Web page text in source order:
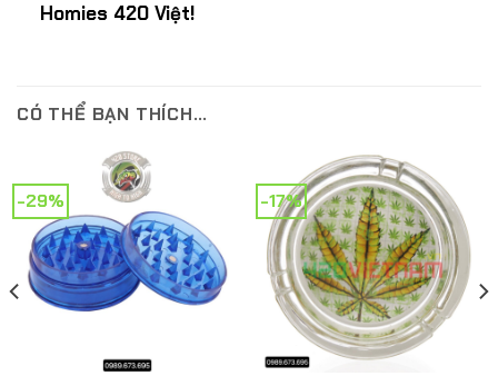
Homies 420 Việt!
CÓ THỂ BẠN THÍCH…
-29% -17%